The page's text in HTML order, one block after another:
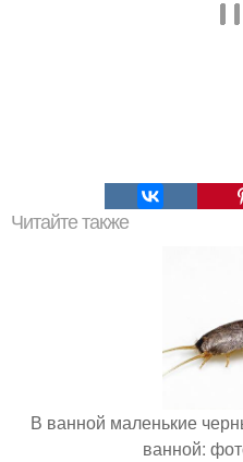
Читайте также
В ванной маленькие
ванной: